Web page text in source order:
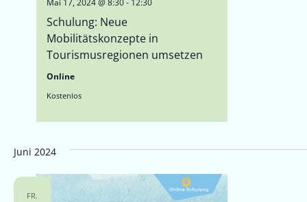
Schulung: Neue
Mobilitätskonzepte in
Tourismusregionen umsetzen
Mai 17, 2024 @ 8:30- 12:30
Online
Kostenlos
Juni 2024
FR.